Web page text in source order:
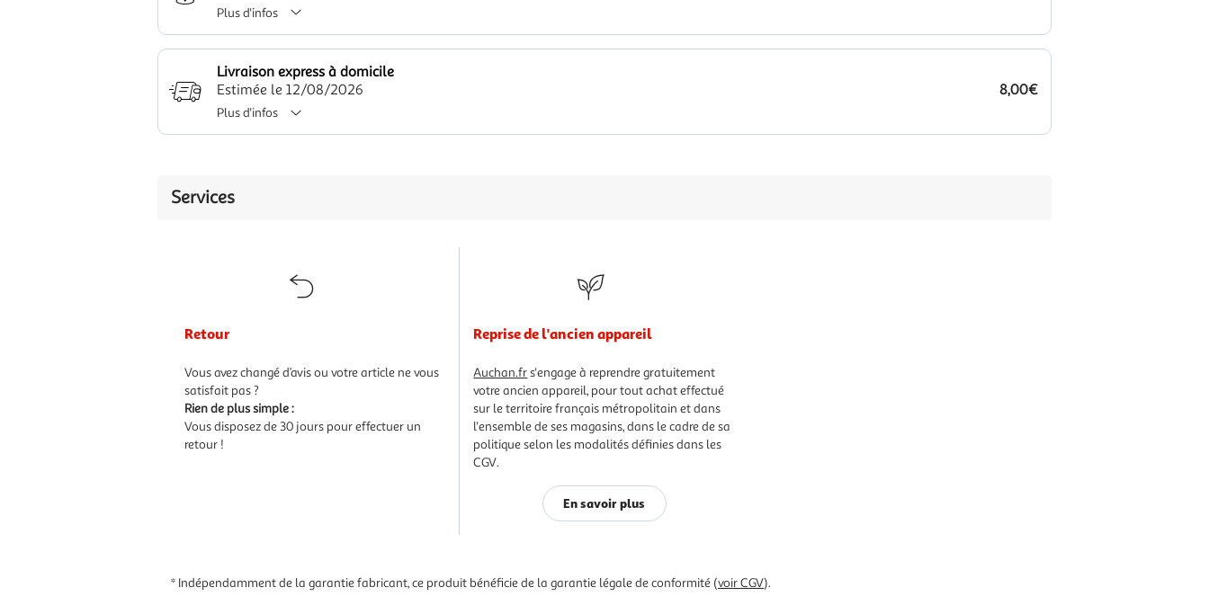
Plus d'infos
Livraison express à domicile
Estimée le 12/08/2026
8,00€
Plus d'infos
Services
Retour
Vous avez changé d’avis ou votre article ne vous
satisfait pas ?
Rien de plus simple :
Vous disposez de 30 jours pour effectuer un
retour !
Reprise de l'ancien appareil
Auchan.frs'engage à reprendre gratuitement
votre ancien appareil, pour tout achat effectué
sur le territoire français métropolitain et dans
l'ensemble de ses magasins, dans le cadre de sa
politique selon les modalités définies dans les
CGV.
En savoir plus
* Indépendamment de la garantie fabricant, ce produit bénéficie de la garantie légale de conformité (voir CGV).